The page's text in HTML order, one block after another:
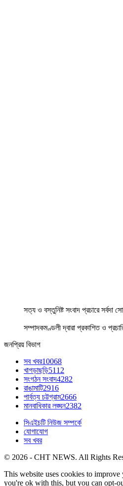
সত্য ও বস্তুনিষ্ট সংবাদ প্রচারে সর্বদা
সম্পাদকমণ্ডলী দ্বারা প্রকাশিত ও
জনপ্রিয় বিভাগ
সব খবর10068
খাগড়াছড়ি5112
সংগঠন সংবাদ4282
রাঙামাটি2916
পার্বত্য চট্টগ্রাম2666
মানবাধিকার লঙ্ঘন2382
সিএইচটি নিউজ সম্পর্কে
যোগাযোগ
সব খবর
© 2026 - CHT NEWS. All Rights
This website uses cookies to
you're ok with this, but you can opt-